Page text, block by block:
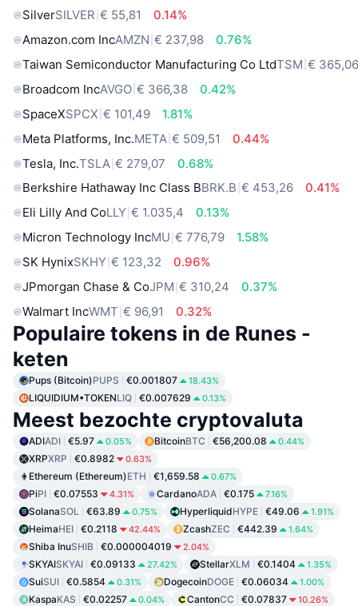
SilverSILVER € 55,81
0.14%
Amazon.com IncAMZN € 237,98
0.76%
Taiwan Semiconductor Manufacturing Co LtdTSM €
Broadcom IncAVGO € 366,38
0.42%
SpaceXSPCX € 101,49
1.81%
Meta Platforms, Inc.META € 509,51
0.44%
Tesla, Inc.TSLA € 279,07
0.68%
Berkshire Hathaway Inc Class BBRK.B € 453,26
0.41%
Eli Lilly And CoLLY € 1.035,4
0.13%
Micron Technology IncMU € 776,79
1.58%
SK HynixSKHY € 123,32
0.96%
JPmorgan Chase & CoJPM € 310,24
0.37%
Walmart IncWMT € 96,91 0.32%
Populaire tokens in de Runes -
keten
Pups (Bitcoin)PUPS €0.001807 18.43%
LIQUIDIUM•TOKENLIQ €0.007629 0.13%
Meest bezochte cryptovaluta
ADIADI €5.97 0.05% BitcoinBTC €56,200.08 0.44%
XRPXRP €0.8982 0.63%
Ethereum (Ethereum)ETH €1,659.58 0.67%
PiPI €0.07553 4.31% CardanoADA €0.175 7.16%
SolanaSOL €63.89 0.75% HyperliquidHYPE €49.06 1.91%
HeimaHEI €0.2118 42.44% ZcashZEC €442.39 1.64%
Shiba InuSHIB €0.000004019 2.04%
SKYAISKYAI €0.09133 27.42% StellarXLM €0.1404 1.35%
SuiSUI €0.5854 0.31% DogecoinDOGE €0.06034 1.00%
KaspaKAS €0.02257 0.04% CantonCC €0.07837 10.26%